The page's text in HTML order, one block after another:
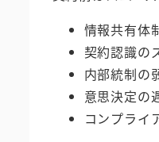
情報共有体
契約認識の
内部統制の
意思決定の
コンプライ